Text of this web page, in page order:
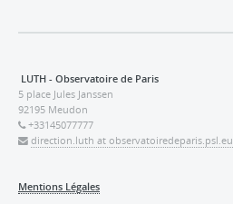
LUTH - Observatoire de Paris
5 place Jules Janssen
92195 Meudon
+33145077777
direction.luth at observatoiredeparis.psl.eu
Mentions Légales